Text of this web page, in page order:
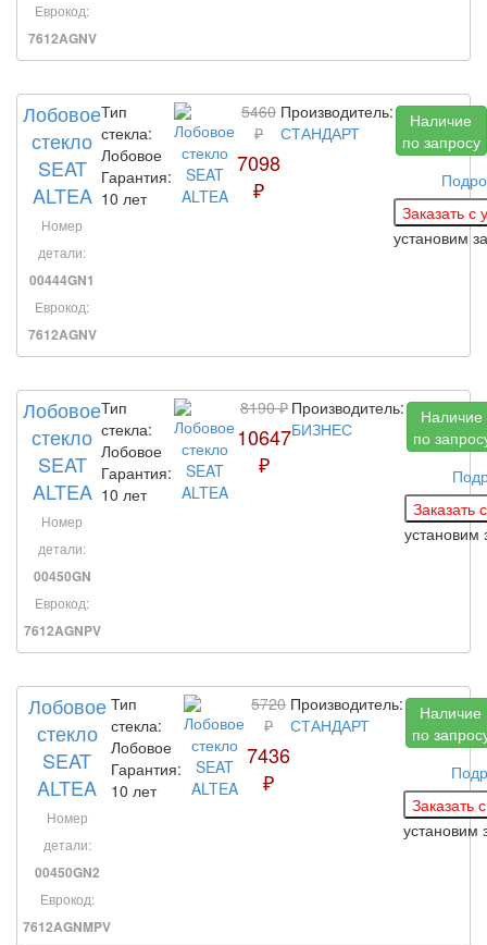
Еврокод:
7612AGNV
Лобовое
стекло
SEAT
ALTEA
Номер
детали:
00444GN1
Еврокод:
7612AGNV
Тип
стекла:
Лобовое
Гарантия:
10 лет
5460
₽
7098
₽
Производитель:
СТАНДАРТ
Наличие
по запросу
установим
Лобовое
стекло
SEAT
ALTEA
Номер
детали:
00450GN
Еврокод:
7612AGNPV
Тип
стекла:
Лобовое
Гарантия:
10 лет
8190 ₽
10647
₽
Производитель:
БИЗНЕС
Наличие
по
установим
Лобовое
стекло
SEAT
ALTEA
Номер
детали:
00450GN2
Еврокод:
7612AGNMPV
Тип
стекла:
Лобовое
Гарантия:
10 лет
5720
₽
7436
₽
Производитель:
СТАНДАРТ
Наличие
по
установим